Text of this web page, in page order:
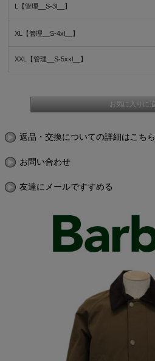
L【管理__S-3l__】
XL【管理__S-4xl__】
XXL【管理__S-5xxl__】
返品・交換についての詳細はこちら
お問い合わせ
友達にメールですすめる